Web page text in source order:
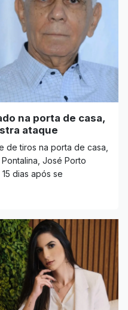
na porta de casa,
ataque
tiros na porta de casa,
José Porto
dias após se